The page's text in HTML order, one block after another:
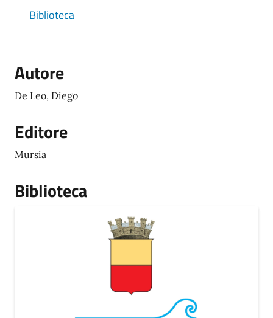
Biblioteca
Autore
De Leo, Diego
Editore
Mursia
Biblioteca